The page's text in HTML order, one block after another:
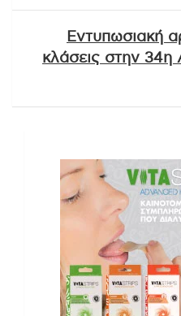
Εντυπωσιακή
κλάσεις στην 34η